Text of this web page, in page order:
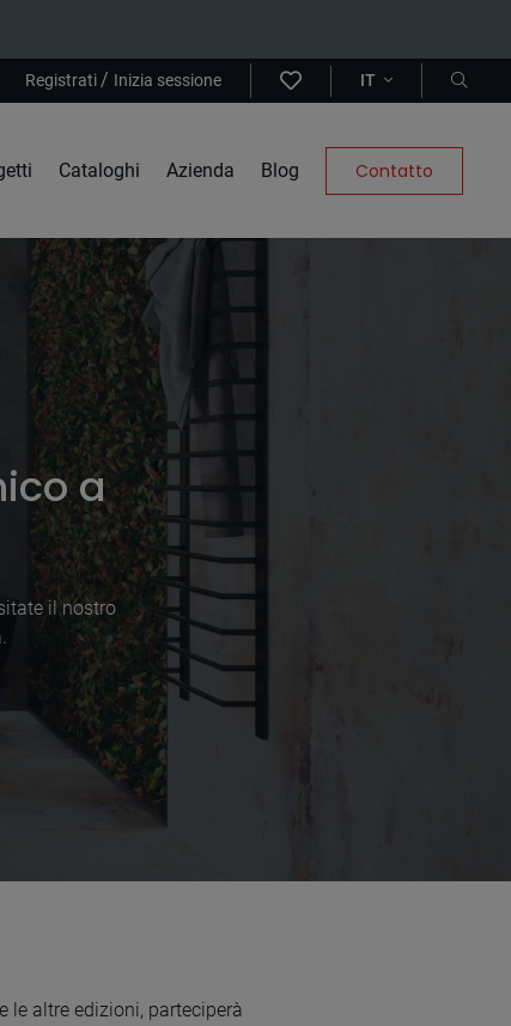
Registrati/ Inizia sessione IT
Cataloghi Azienda Blog Contatto
a
il nostro
le altre edizioni, parteciperà